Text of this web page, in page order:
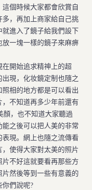
個時候大家都會欣賞自
，再加上商家給自己挑
進入了鏡子給我們設下
一塊一樣的鏡子來麻痹
開始追求精神上的超
現，化妆鏡定制也隨之
相的地方都是可以看出
不知道再多少年前還有
顏，也不知道大家聽過
之後可以把人美的非常
現。網上也隨之流傳看
使得大家對太美的照片
不好這就要看再那些方
然後等到一些有意義的
你們說呢?